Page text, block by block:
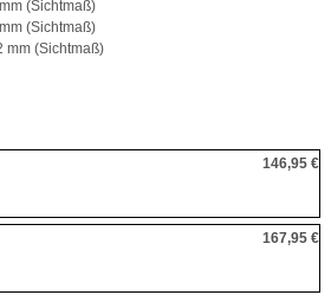
(Sichtmaß)
(Sichtmaß)
mm (Sichtmaß)
146,95 €
167,95 €